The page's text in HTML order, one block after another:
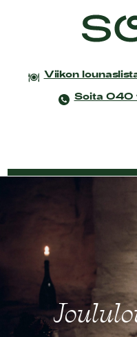
Viikon
Soita 040
Coworking
Tapahtumat ja
Juhlat
Sofian ravintolat